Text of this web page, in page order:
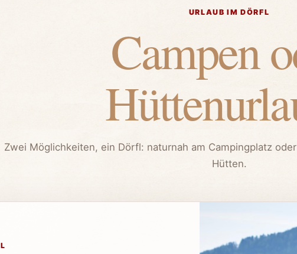
URLAUB IM DÖRFL
Campen
Zwei Möglichkeiten, ein Dörfl: naturnah am Campingplatz
Hütten.